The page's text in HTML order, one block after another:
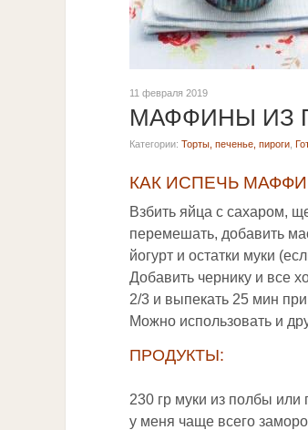
11 февраля 2019
МАФФИНЫ ИЗ
Категории: Торты, печенье, пироги
КАК ИСПЕЧЬ
Взбить яйца с сахаром,
перемешать, добавить
йогурт и остатки муки
Добавить чернику и все
2/3 и выпекать 25 мин
Можно использовать и
ПРОДУКТЫ:
230 гр муки из полбы или
у меня чаще всего